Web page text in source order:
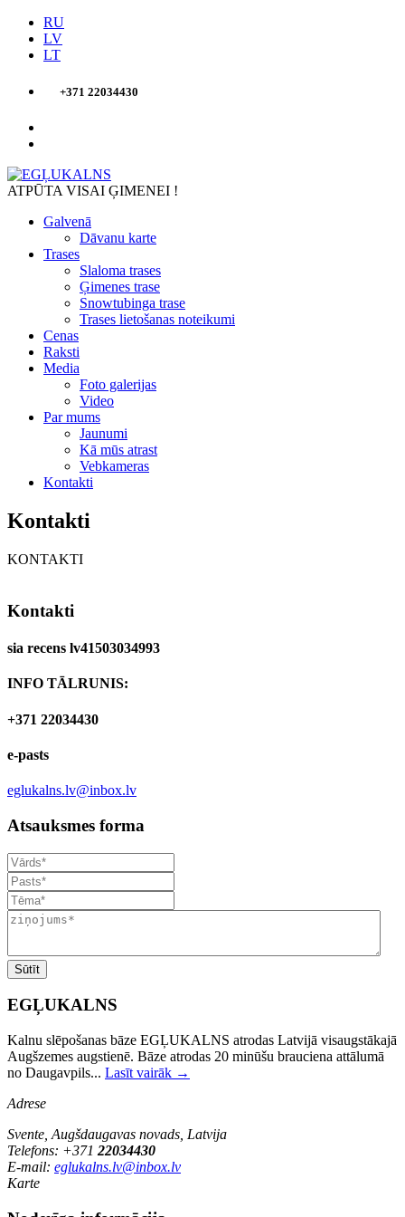
RU
LV
LT
+371 22034430
ATPŪTA VISAI ĢIMENEI !
Galvenā
Dāvanu karte
Trases
Slaloma trases
Ģimenes trase
Snowtubinga trase
Trases lietošanas noteikumi
Cenas
Raksti
Media
Foto galerijas
Video
Par mums
Jaunumi
Kā mūs atrast
Vebkameras
Kontakti
Kontakti
KONTAKTI
Kontakti
sia recens lv41503034993
INFO TĀLRUNIS:
+371 22034430
e-pasts
eglukalns.lv@inbox.lv
Atsauksmes forma
Sūtīt
EGĻUKALNS
Kalnu slēpošanas bāze EGĻUKALNS atrodas Latvijā visaugstākajā
Augšzemes augstienē. Bāze atrodas 20 minūšu brauciena attālumā
no Daugavpils... Lasīt vairāk →
Adrese
Svente, Augšdaugavas novads, Latvija
Telefons: +371 22034430
E-mail: eglukalns.lv@inbox.lv
Karte